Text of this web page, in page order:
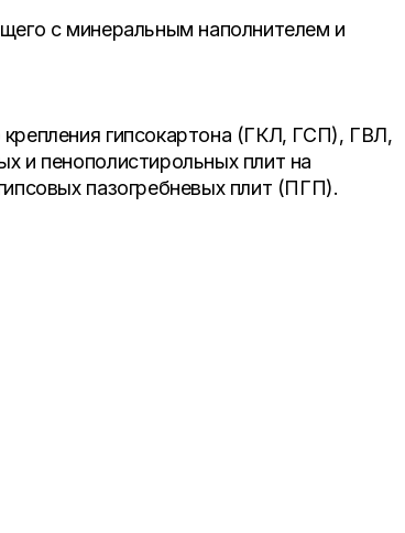
с минеральным наполнителем и
гипсокартона (ГКЛ, ГСП), ГВЛ,
и пенополистирольных плит на
пазогребневых плит (ПГП).